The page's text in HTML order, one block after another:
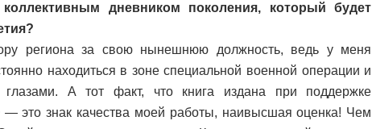
дневником поколения, который будет
региона за свою нынешнюю должность, ведь у меня
находиться в зоне специальной военной операции и
глазами. А тот факт, что книга издана при поддержке
это знак качества моей работы, наивысшая оценка! Чем